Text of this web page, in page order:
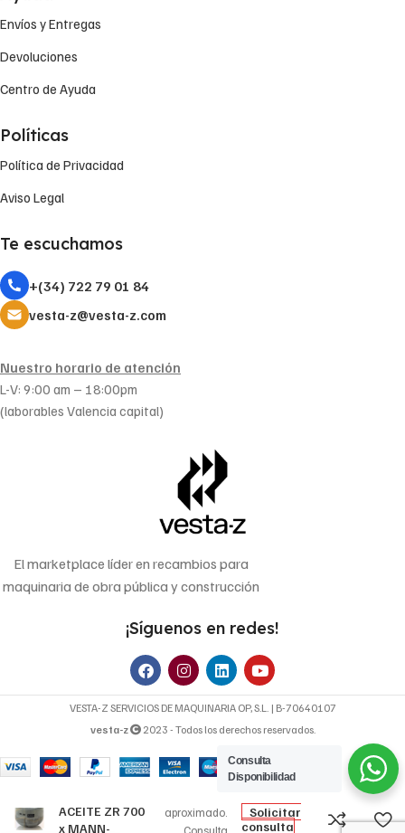
Envíos y Entregas
Devoluciones
Centro de Ayuda
Políticas
Política de Privacidad
Aviso Legal
Te escuchamos
+(34) 722 79 01 84
vesta-z@vesta-z.com
Nuestro horario de atención
L-V: 9:00 am – 18:00pm
(laborables Valencia capital)
El marketplace líder en recambios para
maquinaria de obra pública y construcción
¡Síguenos en redes!
VESTA-Z SERVICIOS DE MAQUINARIA OP, S.L. | B-70640107
vesta-z
2023 - Todos los derechos reservados.
ACEITE ZR 700
x MANN-
28,18 €
aproximado.
Solicitar
consulta
Consulta
Disponibilidad